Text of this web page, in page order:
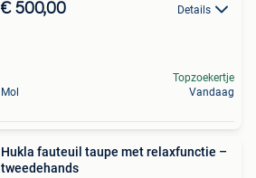
€ 500,00 Details
Mol
Topzoekertje
Vandaag
Hukla fauteuil taupe met relaxfunctie –
tweedehands